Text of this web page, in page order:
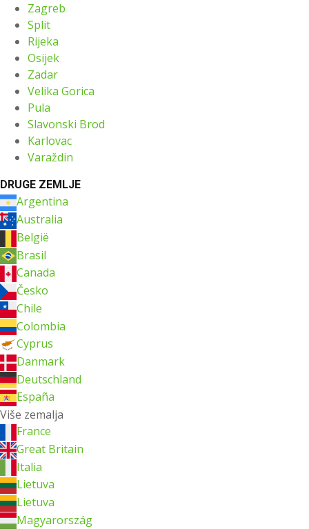
Zagreb
Split
Rijeka
Osijek
Zadar
Velika Gorica
Pula
Slavonski Brod
Karlovac
Varaždin
DRUGE ZEMLJE
Argentina
Australia
België
Brasil
Canada
Česko
Chile
Colombia
Cyprus
Danmark
Deutschland
España
Više zemalja
France
Great Britain
Italia
Lietuva
Lietuva
Magyarország